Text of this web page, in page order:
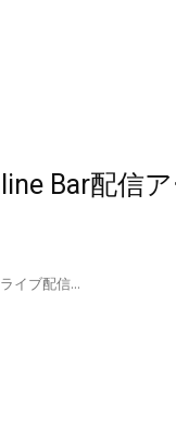
Bar配信
イブ配信...